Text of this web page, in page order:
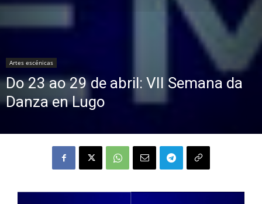
Artes escénicas
Do 23 ao 29 de abril: VII Semana da
Danza en Lugo